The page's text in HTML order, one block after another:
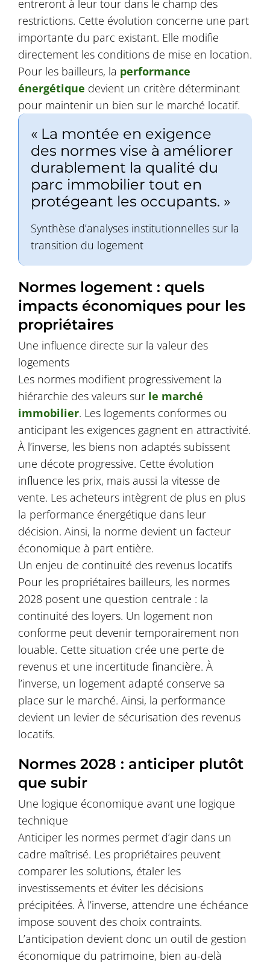
entreront à leur tour dans le champ des
restrictions. Cette évolution concerne une part
importante du parc existant. Elle modifie
directement les conditions de mise en location.
Pour les bailleurs, la performance
énergétique devient un critère déterminant
pour maintenir un bien sur le marché locatif.
« La montée en exigence
des normes vise à améliorer
durablement la qualité du
parc immobilier tout en
protégeant les occupants. »
Synthèse d’analyses institutionnelles sur la
transition du logement
Normes logement : quels
impacts économiques pour les
propriétaires
Une influence directe sur la valeur des
logements
Les normes modifient progressivement la
hiérarchie des valeurs sur le marché
immobilier. Les logements conformes ou
anticipant les exigences gagnent en attractivité.
À l’inverse, les biens non adaptés subissent
une décote progressive. Cette évolution
influence les prix, mais aussi la vitesse de
vente. Les acheteurs intègrent de plus en plus
la performance énergétique dans leur
décision. Ainsi, la norme devient un facteur
économique à part entière.
Un enjeu de continuité des revenus locatifs
Pour les propriétaires bailleurs, les normes
2028 posent une question centrale : la
continuité des loyers. Un logement non
conforme peut devenir temporairement non
louable. Cette situation crée une perte de
revenus et une incertitude financière. À
l’inverse, un logement adapté conserve sa
place sur le marché. Ainsi, la performance
devient un levier de sécurisation des revenus
locatifs.
Normes 2028 : anticiper plutôt
que subir
Une logique économique avant une logique
technique
Anticiper les normes permet d’agir dans un
cadre maîtrisé. Les propriétaires peuvent
comparer les solutions, étaler les
investissements et éviter les décisions
précipitées. À l’inverse, attendre une échéance
impose souvent des choix contraints.
L’anticipation devient donc un outil de gestion
économique du patrimoine, bien au-delà